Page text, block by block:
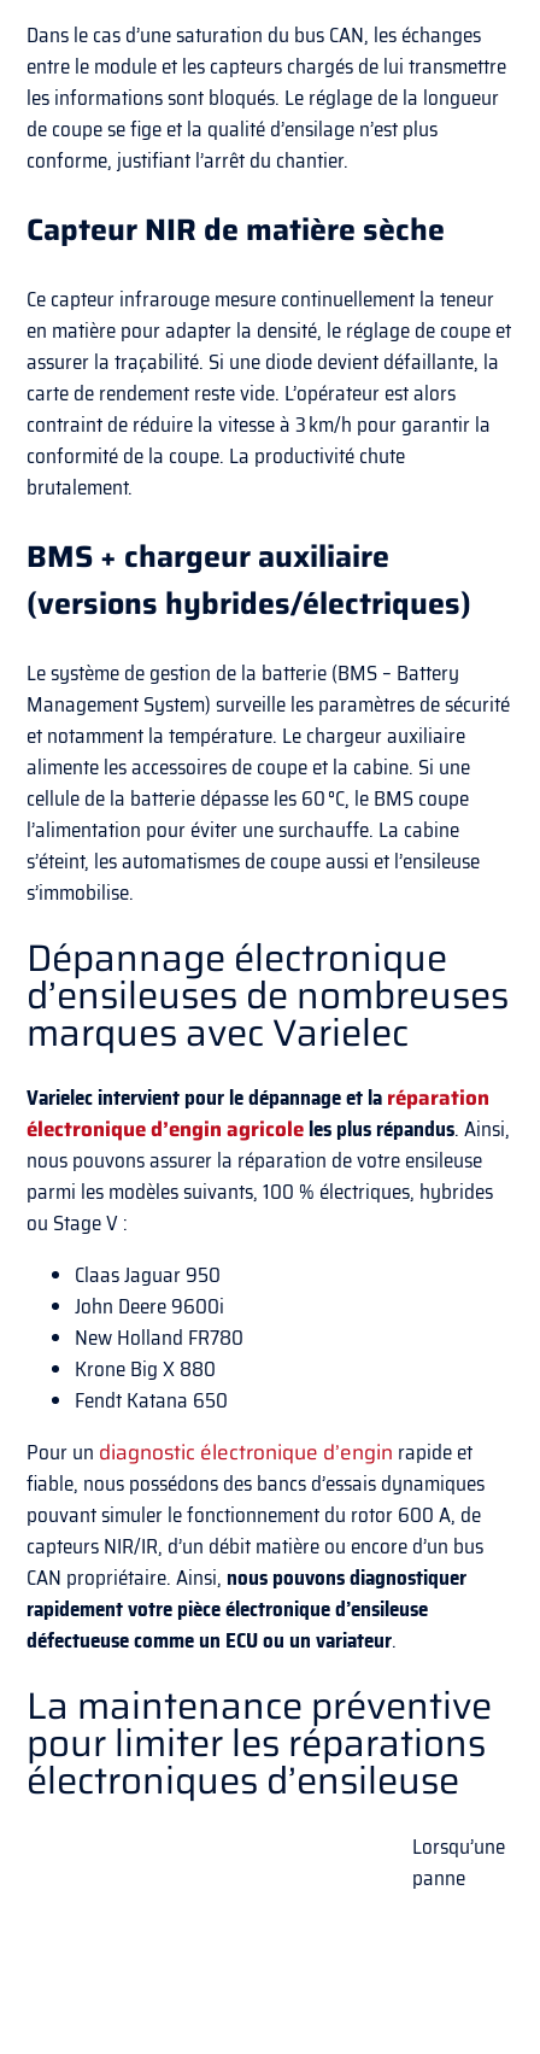
Dans le cas d’une saturation du bus CAN, les échanges
entre le module et les capteurs chargés de lui transmettre
les informations sont bloqués. Le réglage de la longueur
de coupe se fige et la qualité d’ensilage n’est plus
conforme, justifiant l’arrêt du chantier.
Capteur NIR de matière sèche
Ce capteur infrarouge mesure continuellement la teneur
en matière pour adapter la densité, le réglage de coupe et
assurer la traçabilité. Si une diode devient défaillante, la
carte de rendement reste vide. L’opérateur est alors
contraint de réduire la vitesse à 3 km/h pour garantir la
conformité de la coupe. La productivité chute
brutalement.
BMS + chargeur auxiliaire
(versions hybrides/électriques)
Le système de gestion de la batterie (BMS – Battery
Management System) surveille les paramètres de sécurité
et notamment la température. Le chargeur auxiliaire
alimente les accessoires de coupe et la cabine. Si une
cellule de la batterie dépasse les 60 °C, le BMS coupe
l’alimentation pour éviter une surchauffe. La cabine
s’éteint, les automatismes de coupe aussi et l’ensileuse
s’immobilise.
Dépannage électronique
d’ensileuses de nombreuses
marques avec Varielec
Varielec intervient pour le dépannage et laréparation
électronique d’engin agricoleles plus répandus. Ainsi,
nous pouvons assurer la réparation de votre ensileuse
parmi les modèles suivants, 100 % électriques, hybrides
ou Stage V :
Claas Jaguar 950
John Deere 9600i
New Holland FR780
Krone Big X 880
Fendt Katana 650
Pour un diagnostic électronique d’engin rapide et
fiable, nous possédons des bancs d’essais dynamiques
pouvant simuler le fonctionnement du rotor 600 A, de
capteurs NIR/IR, d’un débit matière ou encore d’un bus
CAN propriétaire. Ainsi, nous pouvons diagnostiquer
rapidement votre pièce électronique d’ensileuse
défectueuse comme un ECU ou un variateur.
La maintenance préventive
pour limiter les réparations
électroniques d’ensileuse
Lorsqu’une
panne